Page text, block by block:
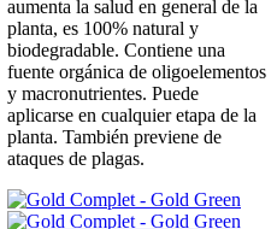
aumenta la salud en general de la
planta, es 100% natural y
biodegradable. Contiene una
fuente orgánica de oligoelementos
y macronutrientes. Puede
aplicarse en cualquier etapa de la
planta. También previene de
ataques de plagas.